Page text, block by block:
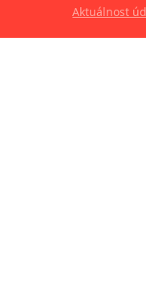
Aktuálnost